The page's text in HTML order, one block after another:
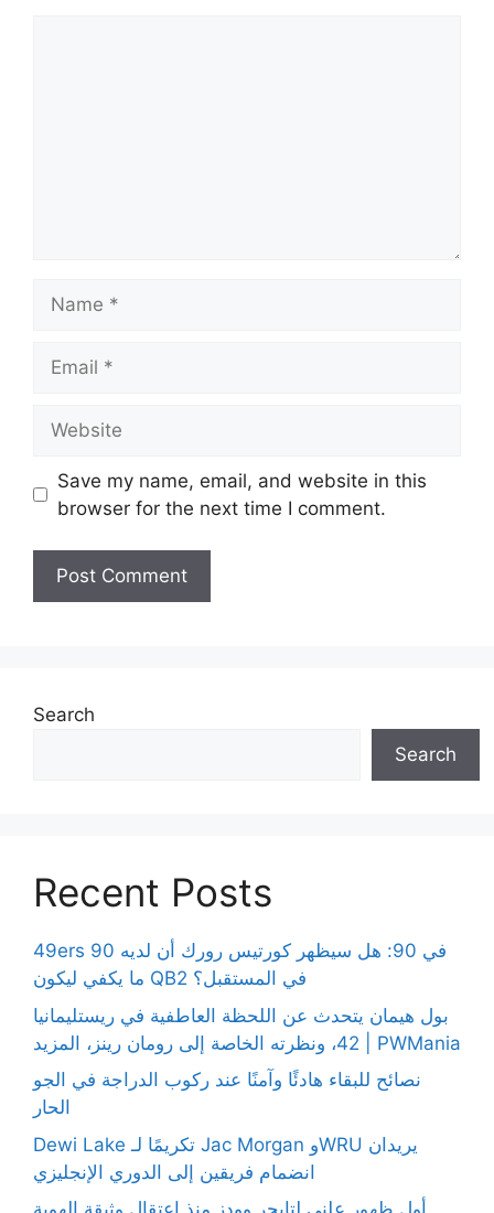
Save my name, email, and website in this
browser for the next time I comment.
Search
Search
Recent Posts
49ers 90 في 90: هل سيظهر كورتيس رورك أن لديه
ما يكفي ليكون QB2 في المستقبل؟
بول هيمان يتحدث عن اللحظة العاطفية في ريستليمانيا
42، ونظرته الخاصة إلى رومان رينز، المزيد | PWMania
نصائح للبقاء هادئًا وآمنًا عند ركوب الدراجة في الجو
الحار
Dewi Lake تكريمًا لـ Jac Morgan وWRU يريدان
انضمام فريقين إلى الدوري الإنجليزي